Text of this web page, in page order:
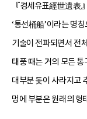
『경세유표經世遺表
‘통선桶船’이라는 명
기술이 전파되면서 전
태풍 때는 거의 모든
대부분 돛이 사라지고
멍에 부분은 원래의 형